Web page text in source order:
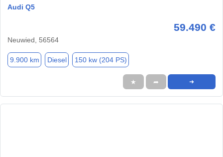
Audi Q5
59.490 €
Neuwied, 56564
9.900 km Diesel 150 kw (204 PS)
★ ➦ ➜